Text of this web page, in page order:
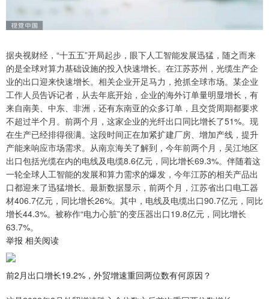
据央视财经，“十五五”开局起步，眼下人工智能发展迅猛，随之而来
的是全球对算力基础设施的投入快速增长。在江苏苏州，光缆生产企
业的出口迎来快速增长。相关企业开足马力，抢抓全球市场。某企业
工作人员告诉记者，从去年底开始，企业的海外订单量明显增长，有
来自南美、中东、非洲，还有东南亚的众多订单，且交货周期都要求
不超过半个月。前两个月，这家企业的光纤出口同比增长了51%。现
在生产已经排得很满。这段时间正在加紧扩建厂房、增加产线，提升
产能来响应市场需求。从南京海关了解到，今年前两个月，吴江地区
出口包括光缆在内的电线及电缆8.6亿元，同比增长69.3%。伴随着这
一轮全球人工智能的发展和算力需求的爆发，今年江苏的相关产品出
口都迎来了迅猛增长。最新数据显示，前两个月，江苏省出口电工器
材406.7亿元，同比增长26%。其中，电线及电缆出口90.7亿元，同比
增长44.3%。被称作“电力心脏”的变压器出口19.8亿元，同比增长
63.7%。
举报 相关阅读
前2月出口增长19.2%，外贸增速重回两位数有何原因？